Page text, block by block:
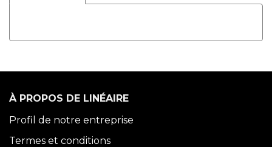
À PROPOS DE LINÉAIRE
Profil de notre entreprise
Termes et conditions